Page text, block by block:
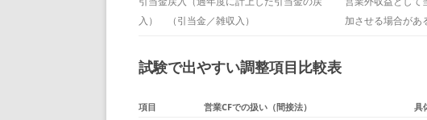
入） （引当金／雑収入）
加させる場合があ
試験で出やすい調整項目比較表
項目 営業CFでの扱い（間接法） 具